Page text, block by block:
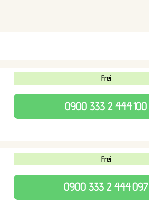
Frei
0900 333 2 444100
Frei
0900 333 2 444097